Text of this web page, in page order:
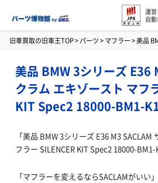
運
自
旧車買取の旧車王TOP>パーツ>マフラー>美品
美品 BMW 3シリーズ E36
クラム エキゾースト マフ
KIT Spec2 18000-BM1-
「美品 BMW 3シリーズ E36 M3
フラー SILENCER KIT Spec2 18000-BM1-
「マフラーを変えるならSACLAMがいい